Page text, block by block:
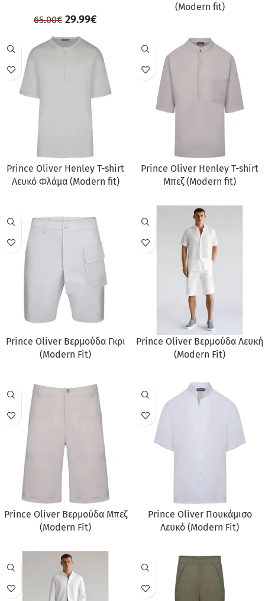
65.00€ 29.99€
(Modern fit)
Prince Oliver Henley T-shirt
Λευκό Φλάμα (Modern fit)
Prince Oliver Henley T-shirt
Μπεζ (Modern fit)
Prince Oliver Βερμούδα Γκρι
(Modern Fit)
Prince Oliver Βερμούδα Λευκή
(Modern Fit)
Prince Oliver Βερμούδα Μπεζ
(Modern Fit)
Prince Oliver Πουκάμισο
Λευκό (Modern Fit)